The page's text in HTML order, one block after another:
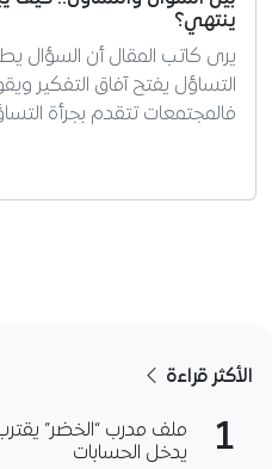
ينتهي؟
يرى كاتب المقال أن السؤال
التساؤل يفتح آفاق التفكير
فالمجتمعات تتقدم بجرأة
الأكثر قراءة
1
ملف مدرب “الخضر”
يدخل الحسابات